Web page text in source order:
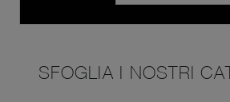
SFOGLIA I NOSTRI